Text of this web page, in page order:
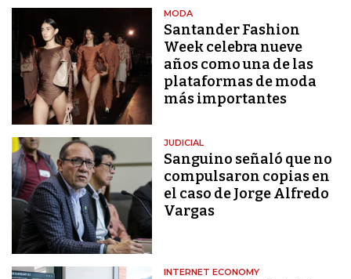
MODA
Santander Fashion
Week celebra nueve
años como una de las
plataformas de moda
más importantes
JUDICIAL
Sanguino señaló que no
compulsaron copias en
el caso de Jorge Alfredo
Vargas
INTERNET ECONOMY